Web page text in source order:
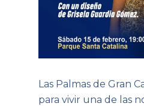
Las Palmas de Gran
para vivir una de las